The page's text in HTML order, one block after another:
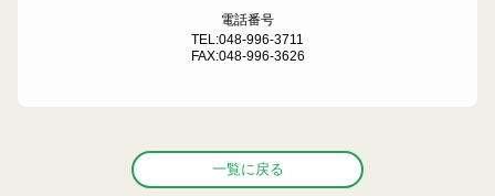
電話番号
TEL:048-996-3711
FAX:048-996-3626
一覧に戻る